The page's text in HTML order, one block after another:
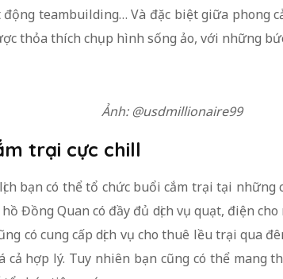
động teambuilding… Và đặc biệt giữa phong
thỏa thích chụp hình sống ảo, với những
Ảnh: @usdmillionaire99
trại cực chill
bạn có thể tổ chức buổi cắm trại tại những
Đồng Quan có đầy đủ dịch vụ quạt, điện
có cung cấp dịch vụ cho thuê lều trại qua
cả hợp lý. Tuy nhiên bạn cũng có thể mang